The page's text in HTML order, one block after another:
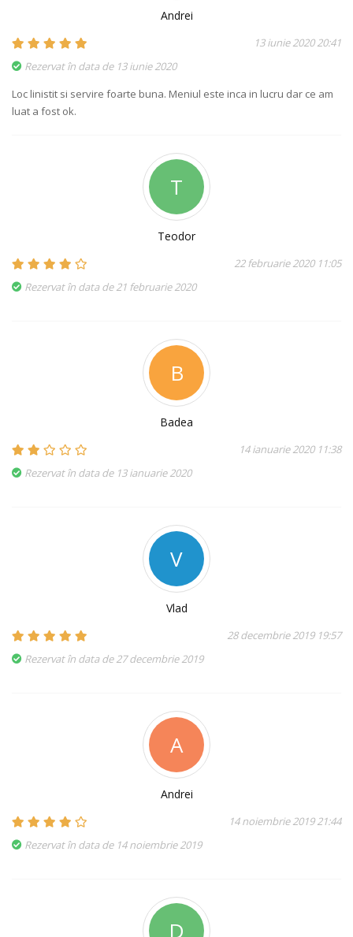
Andrei
13 iunie 2020 20:41
Rezervat în data de 13 iunie 2020
Loc linistit si servire foarte buna. Meniul este inca in lucru dar ce am
luat a fost ok.
T
Teodor
22 februarie 2020 11:05
Rezervat în data de 21 februarie 2020
B
Badea
14 ianuarie 2020 11:38
Rezervat în data de 13 ianuarie 2020
V
Vlad
28 decembrie 2019 19:57
Rezervat în data de 27 decembrie 2019
A
Andrei
14 noiembrie 2019 21:44
Rezervat în data de 14 noiembrie 2019
D